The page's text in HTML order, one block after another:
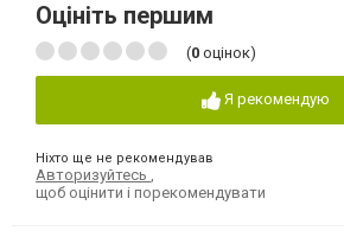
Оцініть першим
(0 оцінок)
Я рекомендую
Ніхто ще не рекомендував
Авторизуйтесь
щоб оцінити і порекомендувати